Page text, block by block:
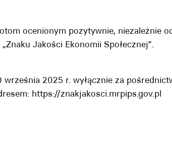
ocenionym pozytywnie, niezależnie
Jakości Ekonomii Społecznej”.
września 2025 r. wyłącznie za
https://znakjakosci.mrpips.gov.pl